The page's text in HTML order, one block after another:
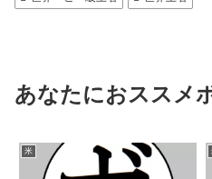
あなたにおススメ
米